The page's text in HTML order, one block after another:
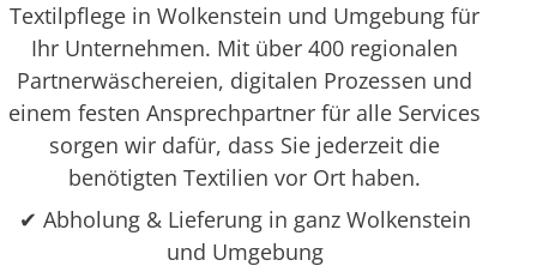
Textilpflege in Wolkenstein und Umgebung für
Ihr Unternehmen. Mit über 400 regionalen
Partnerwäschereien, digitalen Prozessen und
einem festen Ansprechpartner für alle Services
sorgen wir dafür, dass Sie jederzeit die
benötigten Textilien vor Ort haben.
✔ Abholung & Lieferung in ganz Wolkenstein
und Umgebung